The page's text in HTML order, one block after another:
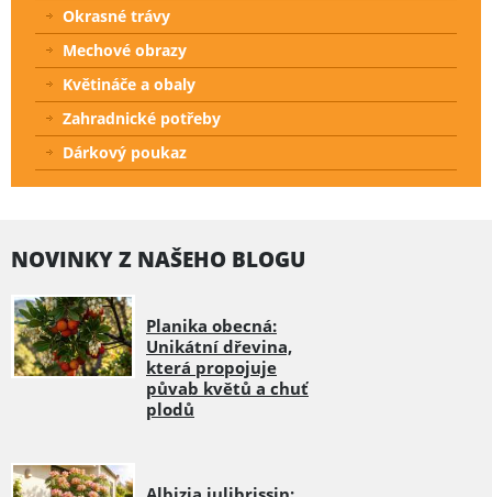
Okrasné trávy
Mechové obrazy
Květináče a obaly
Zahradnické potřeby
Dárkový poukaz
NOVINKY Z NAŠEHO BLOGU
Planika obecná:
Unikátní dřevina,
která propojuje
půvab květů a chuť
plodů